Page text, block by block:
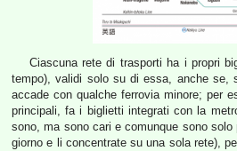
Ciascuna rete di trasporti ha i propri
tempo), validi solo su di essa, anche se,
accade con qualche ferrovia minore; per
principali, fa i biglietti integrati con la
sono, ma sono cari e comunque sono
giorno e li concentrate su una sola rete),